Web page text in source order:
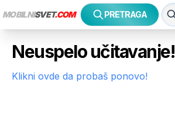
MOBILNISVET.COM PRETRAGA
Neuspelo učitavanje!
Klikni ovde da probaš ponovo!